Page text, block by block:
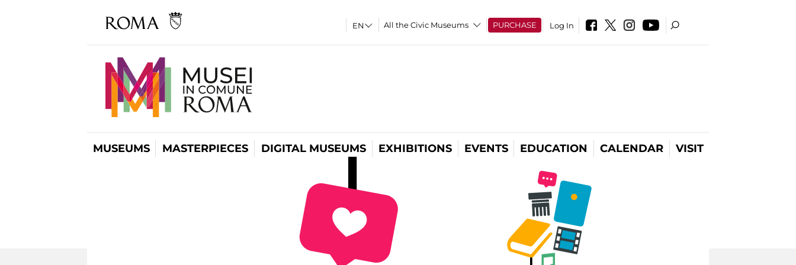
All the Civic Museums PURCHASE Log In
MUSEUMS MASTERPIECES DIGITAL MUSEUMS EXHIBITIONS EVENTS EDUCATION CALENDAR VISIT